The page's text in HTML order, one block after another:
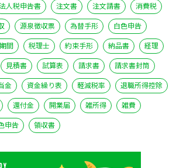
人税申告書 注文書 注文請書
消費税
源泉徴収票 為替手形
白色申告
間 税理士 約束手形 納品書
経理
見積書 試算表 請求書
請求書封筒
金 資金繰り表 軽減税率
退職所得控除
還付金 開業届 雑所得
雑費
申告 領収書